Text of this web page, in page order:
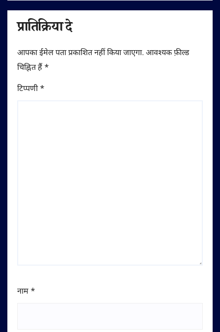
प्रातिक्रिया दे
आपका ईमेल पता प्रकाशित नहीं किया जाएगा. आवश्यक फ़ील्ड
चिह्नित हैं *
टिप्पणी*
नाम *